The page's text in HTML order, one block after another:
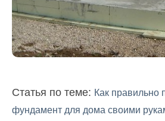
Статья по теме: Как правильно
фундамент для дома своими